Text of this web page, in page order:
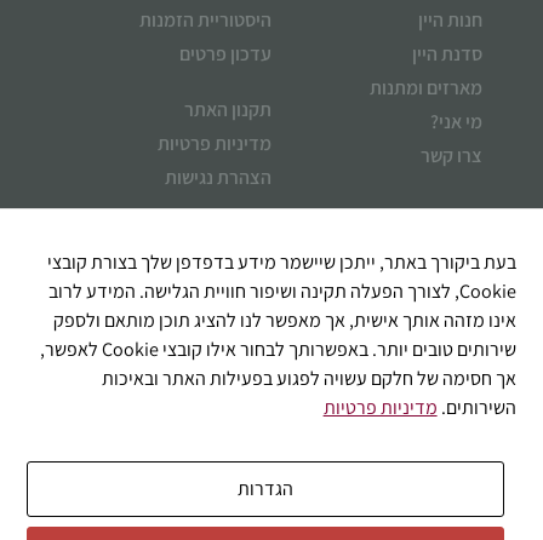
חנות היין
סדנת היין
מארזים ומתנות
מי אני?
צרו קשר
היסטוריית הזמנות
עדכון פרטים
תקנון האתר
מדיניות פרטיות
הצהרת נגישות
שליחה
בעת ביקורך באתר, ייתכן שיישמר מידע בדפדפן שלך בצורת קובצי
Cookie, לצורך הפעלה תקינה ושיפור חוויית הגלישה. המידע לרוב
אינו מזהה אותך אישית, אך מאפשר לנו להציג תוכן מותאם ולספק
שירותים טובים יותר. באפשרותך לבחור אילו קובצי Cookie לאפשר,
אך חסימה של חלקם עשויה לפגוע בפעילות האתר ובאיכות
השירותים. מדיניות פרטיות
הגדרות